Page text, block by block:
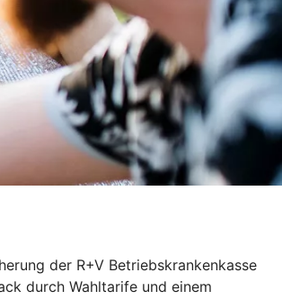
der R+V Betriebskrankenkasse
durch Wahltarife und einem